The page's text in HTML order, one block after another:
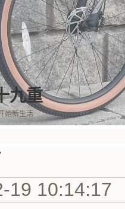
九重
始新生活
19 10:14:17